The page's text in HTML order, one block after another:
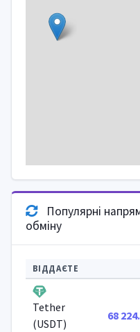
Популярні
обміну
ВІДДАЄТЕ
Tether
(USDT)
68